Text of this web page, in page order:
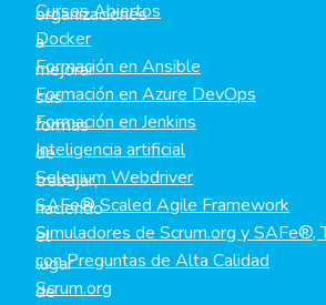
organizaciones
a
mejorar
sus
formas
de
trabajar,
haciendo
el
lugar
de
Cursos Abiertos
Docker
Formación en Ansible
Formación en Azure DevOps
Formación en Jenkins
Inteligencia artificial
Selenium Webdriver
SAFe® Scaled Agile Framework
Simuladores de Scrum.org y SAFe®,
con Preguntas de Alta Calidad
Scrum.org